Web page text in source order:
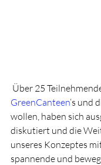
Über 25
GreenCanteen‘s und
wollen, haben sich
diskutiert und die
unseres Konzeptes
spannende und